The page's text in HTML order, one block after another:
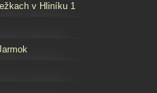
v Hliníku 1